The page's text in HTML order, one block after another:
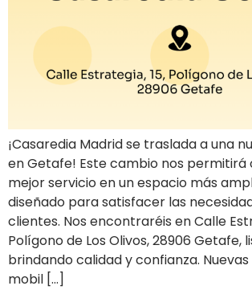
¡Casaredia Madrid se traslada a una
en Getafe! Este cambio nos permitirá
mejor servicio en un espacio más
diseñado para satisfacer las
clientes. Nos encontraréis en Calle
Polígono de Los Olivos, 28906 Getafe,
brindando calidad y confianza.
mobil […]